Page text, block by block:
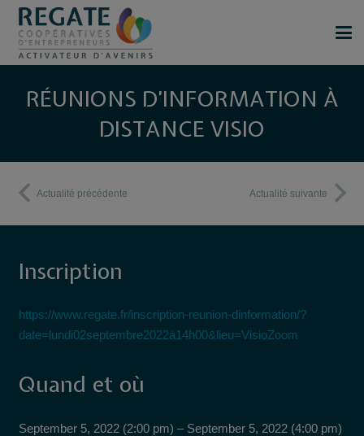
RÉUNIONS D’INFORMATION À
DISTANCE VISIO
Actualité précédente Actualité suivante
Inscription
https://www.regate.fr/inscription-reunion-dinformation/?
date=lundi02septembre2022à14h00&lieu=VisioZoom
Quand et où
September 5, 2022 (2:00 pm) – September 5, 2022 (4:00 pm)